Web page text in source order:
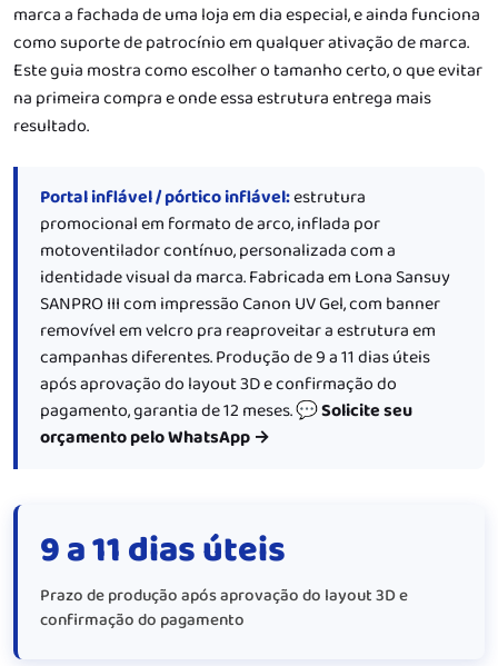
marca a fachada de uma loja em dia especial, e ainda funciona
como suporte de patrocínio em qualquer ativação de marca.
Este guia mostra como escolher o tamanho certo, o que evitar
na primeira compra e onde essa estrutura entrega mais
resultado.
Portal inflável / pórtico inflável:estrutura
promocional em formato de arco, inflada por
motoventilador contínuo, personalizada com a
identidade visual da marca. Fabricada em Lona Sansuy
SANPRO III com impressão Canon UV Gel, com banner
removível em velcro pra reaproveitar a estrutura em
campanhas diferentes. Produção de 9 a 11 dias úteis
após aprovação do layout 3D e confirmação do
pagamento, garantia de 12 meses.💬 Solicite seu
orçamento pelo WhatsApp →
9 a 11 dias úteis
Prazo de produção após aprovação do layout 3D e
confirmação do pagamento